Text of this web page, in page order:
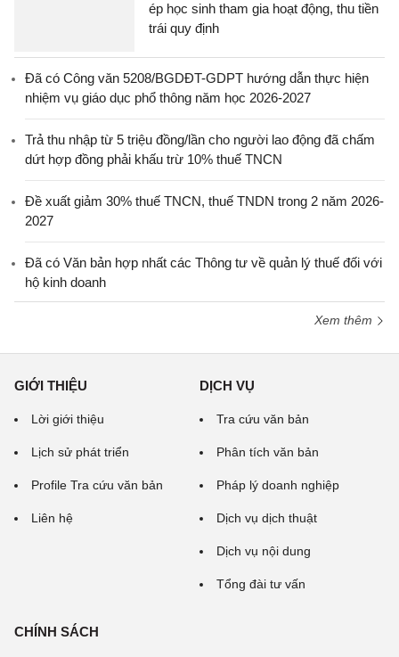
ép học sinh tham gia hoạt động, thu tiền
trái quy định
Đã có Công văn 5208/BGDĐT-GDPT hướng dẫn thực hiện
nhiệm vụ giáo dục phổ thông năm học 2026-2027
Trả thu nhập từ 5 triệu đồng/lần cho người lao động đã chấm
dứt hợp đồng phải khấu trừ 10% thuế TNCN
Đề xuất giảm 30% thuế TNCN, thuế TNDN trong 2 năm 2026-
2027
Đã có Văn bản hợp nhất các Thông tư về quản lý thuế đối với
hộ kinh doanh
Xem thêm
GIỚI THIỆU
Lời giới thiệu
Lịch sử phát triển
Profile Tra cứu văn bản
Liên hệ
DỊCH VỤ
Tra cứu văn bản
Phân tích văn bản
Pháp lý doanh nghiệp
Dịch vụ dịch thuật
Dịch vụ nội dung
Tổng đài tư vấn
CHÍNH SÁCH